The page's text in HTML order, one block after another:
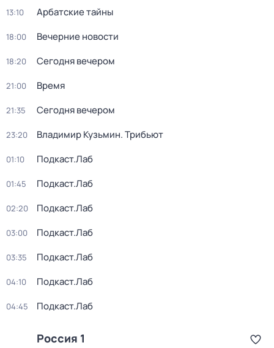
13:10 Арбатские тайны
18:00 Вечерние новости
18:20 Сегодня вечером
21:00 Время
21:35 Сегодня вечером
23:20 Владимир Кузьмин. Трибьют
01:10 Подкаст.Лаб
01:45 Подкаст.Лаб
02:20 Подкаст.Лаб
03:00 Подкаст.Лаб
03:35 Подкаст.Лаб
04:10 Подкаст.Лаб
04:45 Подкаст.Лаб
Россия 1